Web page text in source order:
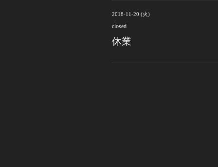
2018-11-20 (火)
closed
休業